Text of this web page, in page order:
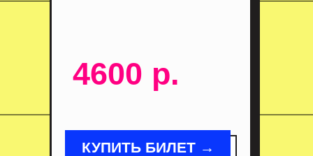
4600 р.
КУПИТЬ БИЛЕТ →